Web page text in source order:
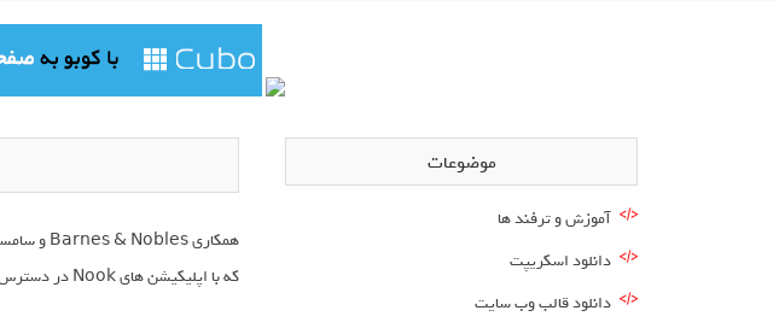
که با اپلیکیشن های Nook در دسترس مشتریان قرار خواهد گرفت.
موضوعات
آموزش و ترفند ها
دانلود اسکریپت
دانلود قالب وب سایت